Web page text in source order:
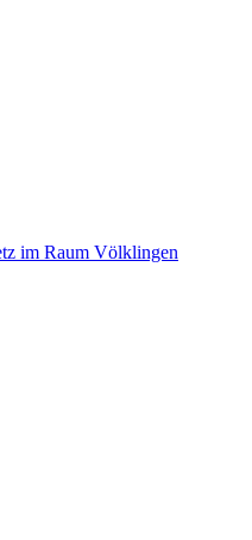
im Raum Völklingen